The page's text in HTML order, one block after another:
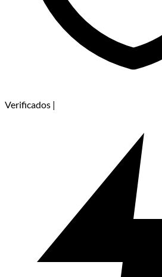
Verificados |